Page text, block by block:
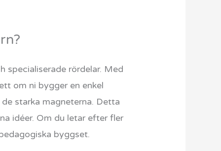
specialiserade rördelar. Med
om ni bygger en enkel
starka magneterna. Detta
idéer. Om du letar efter fler
byggset.